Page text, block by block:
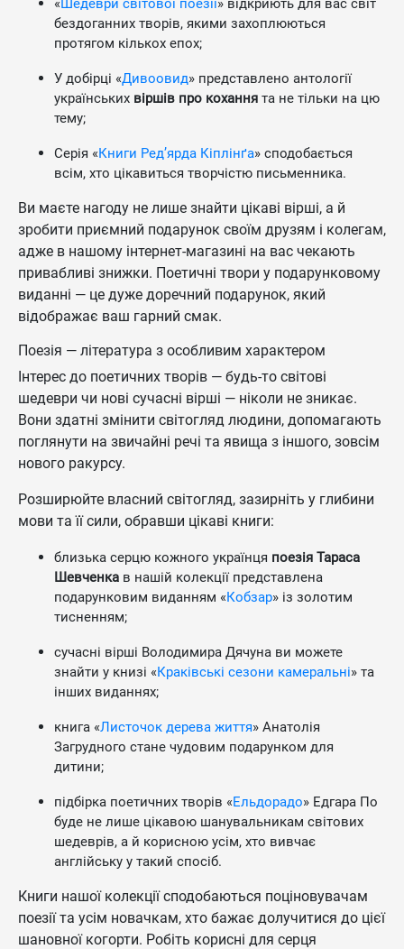
«Шедеври світової поезії» відкриють для вас світ
бездоганних творів, якими захоплюються
протягом кількох епох;
У добірці «Дивоовид» представлено антології
українських віршів про кохання та не тільки на цю
тему;
Серія «Книги Ред’ярда Кіплінґа» сподобається
всім, хто цікавиться творчістю письменника.
Ви маєте нагоду не лише знайти цікаві вірші, а й
зробити приємний подарунок своїм друзям і колегам,
адже в нашому інтернет-магазині на вас чекають
привабливі знижки. Поетичні твори у подарунковому
виданні — це дуже доречний подарунок, який
відображає ваш гарний смак.
Поезія — література з особливим характером
Інтерес до поетичних творів — будь-то світові
шедеври чи нові сучасні вірші — ніколи не зникає.
Вони здатні змінити світогляд людини, допомагають
поглянути на звичайні речі та явища з іншого, зовсім
нового ракурсу.
Розширюйте власний світогляд, зазирніть у глибини
мови та її сили, обравши цікаві книги:
близька серцю кожного українця поезія Тараса
Шевченка в нашій колекції представлена
подарунковим виданням «Кобзар» із золотим
тисненням;
сучасні вірші Володимира Дячуна ви можете
знайти у книзі «Краківські сезони камеральні» та
інших виданнях;
книга «Листочок дерева життя» Анатолія
Загрудного стане чудовим подарунком для
дитини;
підбірка поетичних творів «Ельдорадо» Едгара По
буде не лише цікавою шанувальникам світових
шедеврів, а й корисною усім, хто вивчає
англійську у такий спосіб.
Книги нашої колекції сподобаються поціновувачам
поезії та усім новачкам, хто бажає долучитися до цієї
шановної когорти. Робіть корисні для серця